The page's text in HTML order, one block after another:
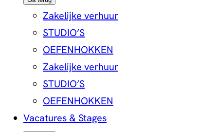
Zakelijke verhuur
STUDIO’S
OEFENHOKKEN
Zakelijke verhuur
STUDIO’S
OEFENHOKKEN
Vacatures & Stages